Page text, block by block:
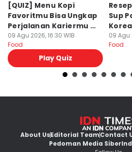
⁠[QUIZ] Menu Kopi
Favoritmu Bisa Ungkap
Perjalanan Kariermu di
Masa Depan
09 Agu 2026, 16:30 WIB
Food
Play Quiz
Sup
Korea
09 Agu
Food
About UsEditorial TeamContact
Pedoman Media Siber